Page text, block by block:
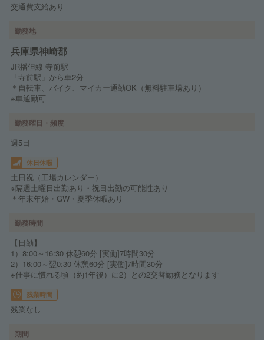
交通費支給あり
勤務地
兵庫県神崎郡
JR播但線 寺前駅
「寺前駅」から車2分
＊自転車、バイク、マイカー通勤OK（無料駐車場あり）
※車通勤可
勤務曜日・頻度
週5日
休日休暇
土日祝（工場カレンダー）
※隔週土曜日出勤あり・祝日出勤の可能性あり
＊年末年始・GW・夏季休暇あり
勤務時間
【日勤】
1）8:00～16:30 休憩60分 [実働]7時間30分
2）16:00～翌0:30 休憩60分 [実働]7時間30分
※仕事に慣れる頃（約1年後）に2）との2交替勤務となります
残業時間
残業なし
期間